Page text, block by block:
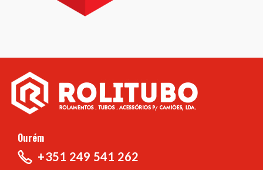
Ourém
+351 249 541 262